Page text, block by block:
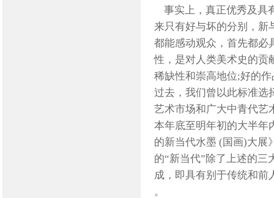
事实上，真正优秀及具
来只有好与坏的分别，新
都能感动观众，首先都必
性，是对人类美术史的贡
稀缺性和崇高地位;好的
过去，我们曾以此标准选
艺术市场和广大中青代艺
本年底至明年初的大半年
的新当代水墨 (国画)大展
的“新当代”除了上述的三
成，即具有别于传统和前
。